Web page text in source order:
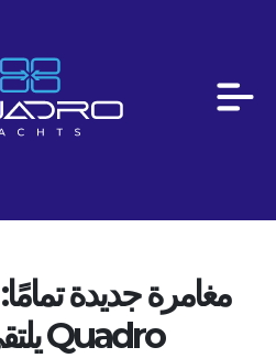
مغامرة جديدة تمامًا:
Quadro يلتقي بالبحر!